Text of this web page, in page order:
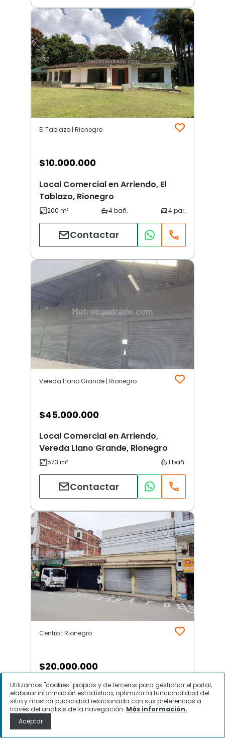
El Tablazo | Rionegro
$10.000.000
Local Comercial en Arriendo, El
Tablazo, Rionegro
Contactar
Vereda Llano Grande | Rionegro
$45.000.000
Local Comercial en Arriendo,
Vereda Llano Grande, Rionegro
Contactar
Centro | Rionegro
$20.000.000
Local Comercial en Arriendo,
Centro, Rionegro
Utilizamos "cookies" propias y de terceros para gestionar el portal,
elaborar información estadística, optimizar la funcionalidad del
sitio y mostrar publicidad relacionada con sus preferencias a
través del análisis de la navegación. Más información.
Aceptar